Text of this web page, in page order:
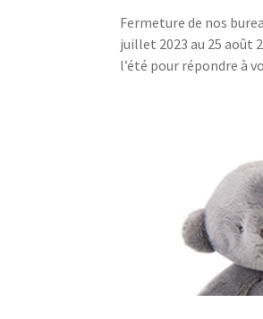
Fermeture de nos
juillet 2023 au 25 août
l’été pour répondre à